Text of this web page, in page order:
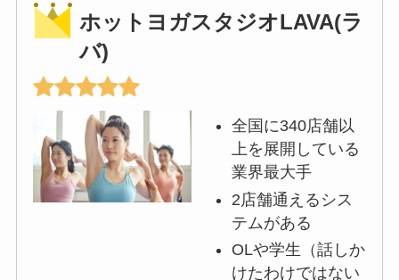
ホットヨガスタジオLAVA(ラ
バ)
全国に340店舗以
上を展開している
業界最大手
2店舗通えるシス
テムがある
OLや学生（話しか
けたわけではない